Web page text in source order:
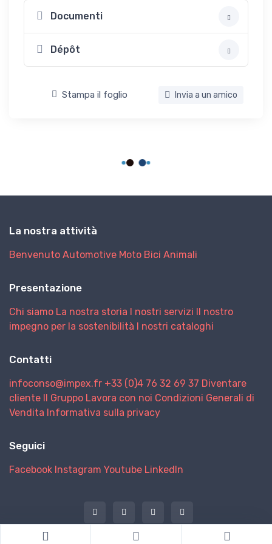
Documenti
Dépôt
Stampa il foglio Invia a un amico
La nostra attività
Benvenuto Automotive Moto Bici Animali
Presentazione
Chi siamo La nostra storia I nostri servizi Il nostro
impegno per la sostenibilità I nostri cataloghi
Contatti
infoconso@impex.fr +33 (0)4 76 32 69 37 Diventare
cliente Il Gruppo Lavora con noi Condizioni Generali di
Vendita Informativa sulla privacy
Seguici
Facebook Instagram Youtube LinkedIn
@ 2026 IMPEX